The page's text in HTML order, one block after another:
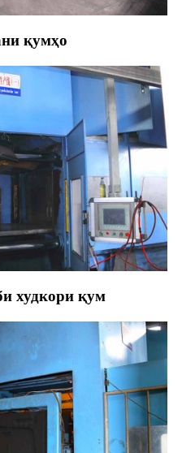
қумҳо
худкори қум